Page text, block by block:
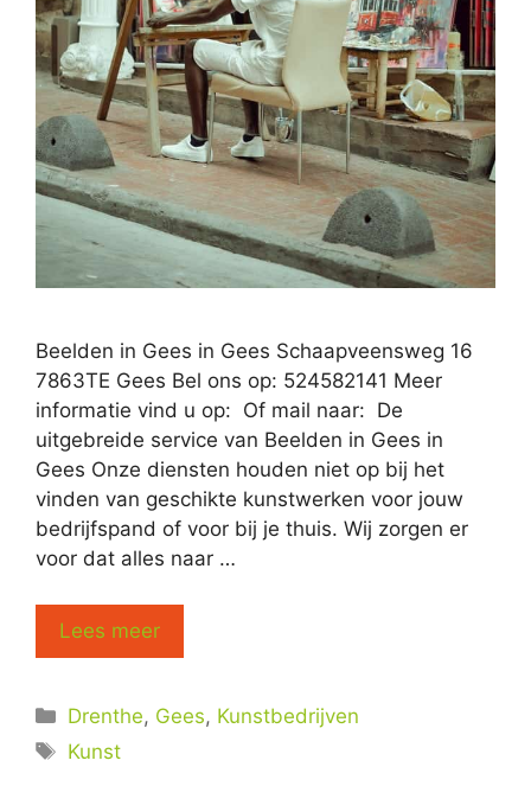
Beelden in Gees in Gees Schaapveensweg 16
7863TE Gees Bel ons op: 524582141 Meer
informatie vind u op: Of mail naar: De
uitgebreide service van Beelden in Gees in
Gees Onze diensten houden niet op bij het
vinden van geschikte kunstwerken voor jouw
bedrijfspand of voor bij je thuis. Wij zorgen er
voor dat alles naar …
Lees meer
Categorieën
Drenthe, Gees, Kunstbedrijven
Tags
Kunst